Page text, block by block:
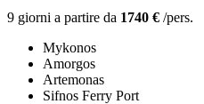
9 giorni a partire da 1740 € /pers.
Mykonos
Amorgos
Artemonas
Sifnos Ferry Port